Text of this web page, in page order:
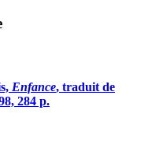
Enfance, traduit de
284 p.